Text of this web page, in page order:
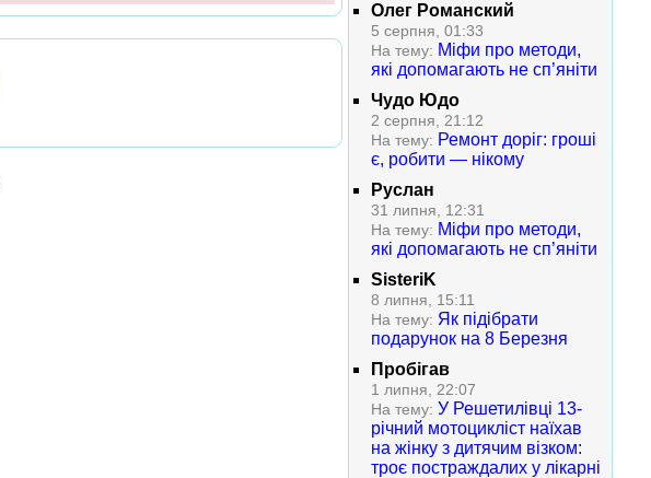
Олег Романский
5 серпня, 01:33
На тему: Міфи про методи,
які допомагають не сп’яніти
Чудо Юдо
2 серпня, 21:12
На тему: Ремонт доріг: гроші
є, робити — нікому
Руслан
31 липня, 12:31
На тему: Міфи про методи,
які допомагають не сп’яніти
SisteriK
8 липня, 15:11
На тему: Як підібрати
подарунок на 8 Березня
Пробігав
1 липня, 22:07
На тему: У Решетилівці 13-
річний мотоцикліст наїхав
на жінку з дитячим візком:
троє постраждалих у лікарні